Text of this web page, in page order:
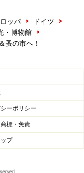
ッパ > ドイツ
>
・博物館
>
蚤の市へ！
ーポリシー
標・免責
プ